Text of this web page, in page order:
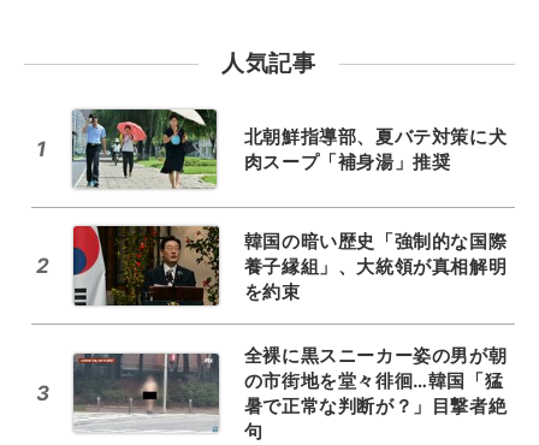
人気記事
1
北朝鮮指導部、夏バテ対策に犬
肉スープ「補身湯」推奨
2
韓国の暗い歴史「強制的な国際
養子縁組」、大統領が真相解明
を約束
3
全裸に黒スニーカー姿の男が朝
の市街地を堂々徘徊…韓国「猛
暑で正常な判断が？」目撃者絶
句